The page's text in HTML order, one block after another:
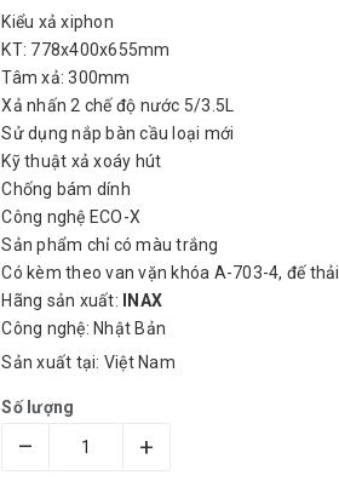
Kiểu xả xiphon
KT: 778x400x655mm
Tâm xả: 300mm
Xả nhấn 2 chế độ nước 5/3.5L
Sử dụng nắp bàn cầu loại mới
Kỹ thuật xả xoáy hút
Chống bám dính
Công nghệ ECO-X
Sản phẩm chỉ có màu trắng
Có kèm theo van vặn khóa A-703-4, đế
Hãng sản xuất:
INAX
Công nghệ: Nhật Bản
Sản xuất tại: Việt Nam
Số lượng
– +